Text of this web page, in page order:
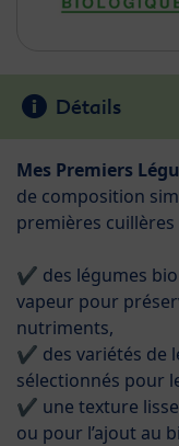
Détails
Mes Premiers
de composition
premières cuillères
✔ des légumes
vapeur pour
nutriments,
✔ des variétés de
sélectionnés pour
✔ une texture
ou pour l’ajout au